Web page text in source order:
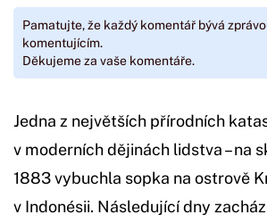
Pamatujte, že každý komentář bývá
komentujícím.
Děkujeme za vaše komentáře.
Jedna z největších přírodních
v moderních dějinách lidstva – na
1883 vybuchla sopka na ostrově
v Indonésii. Následující dny